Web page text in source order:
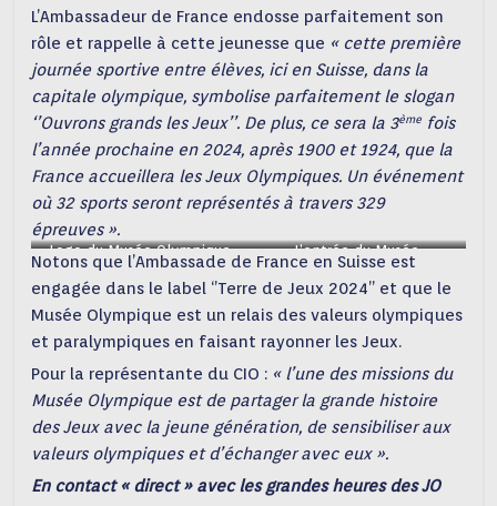
L’Ambassadeur de France endosse parfaitement son
rôle et rappelle à cette jeunesse que « cette première
journée sportive entre élèves, ici en Suisse, dans la
capitale olympique, symbolise parfaitement le slogan
‘’Ouvrons grands les Jeux’’. De plus, ce sera la 3ème fois
l’année prochaine en 2024, après 1900 et 1924, que la
France accueillera les Jeux Olympiques. Un événement
où 32 sports seront représentés à travers 329
épreuves ».
Logo du Musée Olympique
L’entrée du Musée
Olympique – photo
Dominique ROUDY (C) –
Notons que l’Ambassade de France en Suisse est
engagée dans le label ‘’Terre de Jeux 2024’’ et que le
Musée Olympique est un relais des valeurs olympiques
et paralympiques en faisant rayonner les Jeux.
Pour la représentante du CIO : « l’une des missions du
Musée Olympique est de partager la grande histoire
des Jeux avec la jeune génération, de sensibiliser aux
valeurs olympiques et d’échanger avec eux ».
En contact « direct » avec les grandes heures des JO